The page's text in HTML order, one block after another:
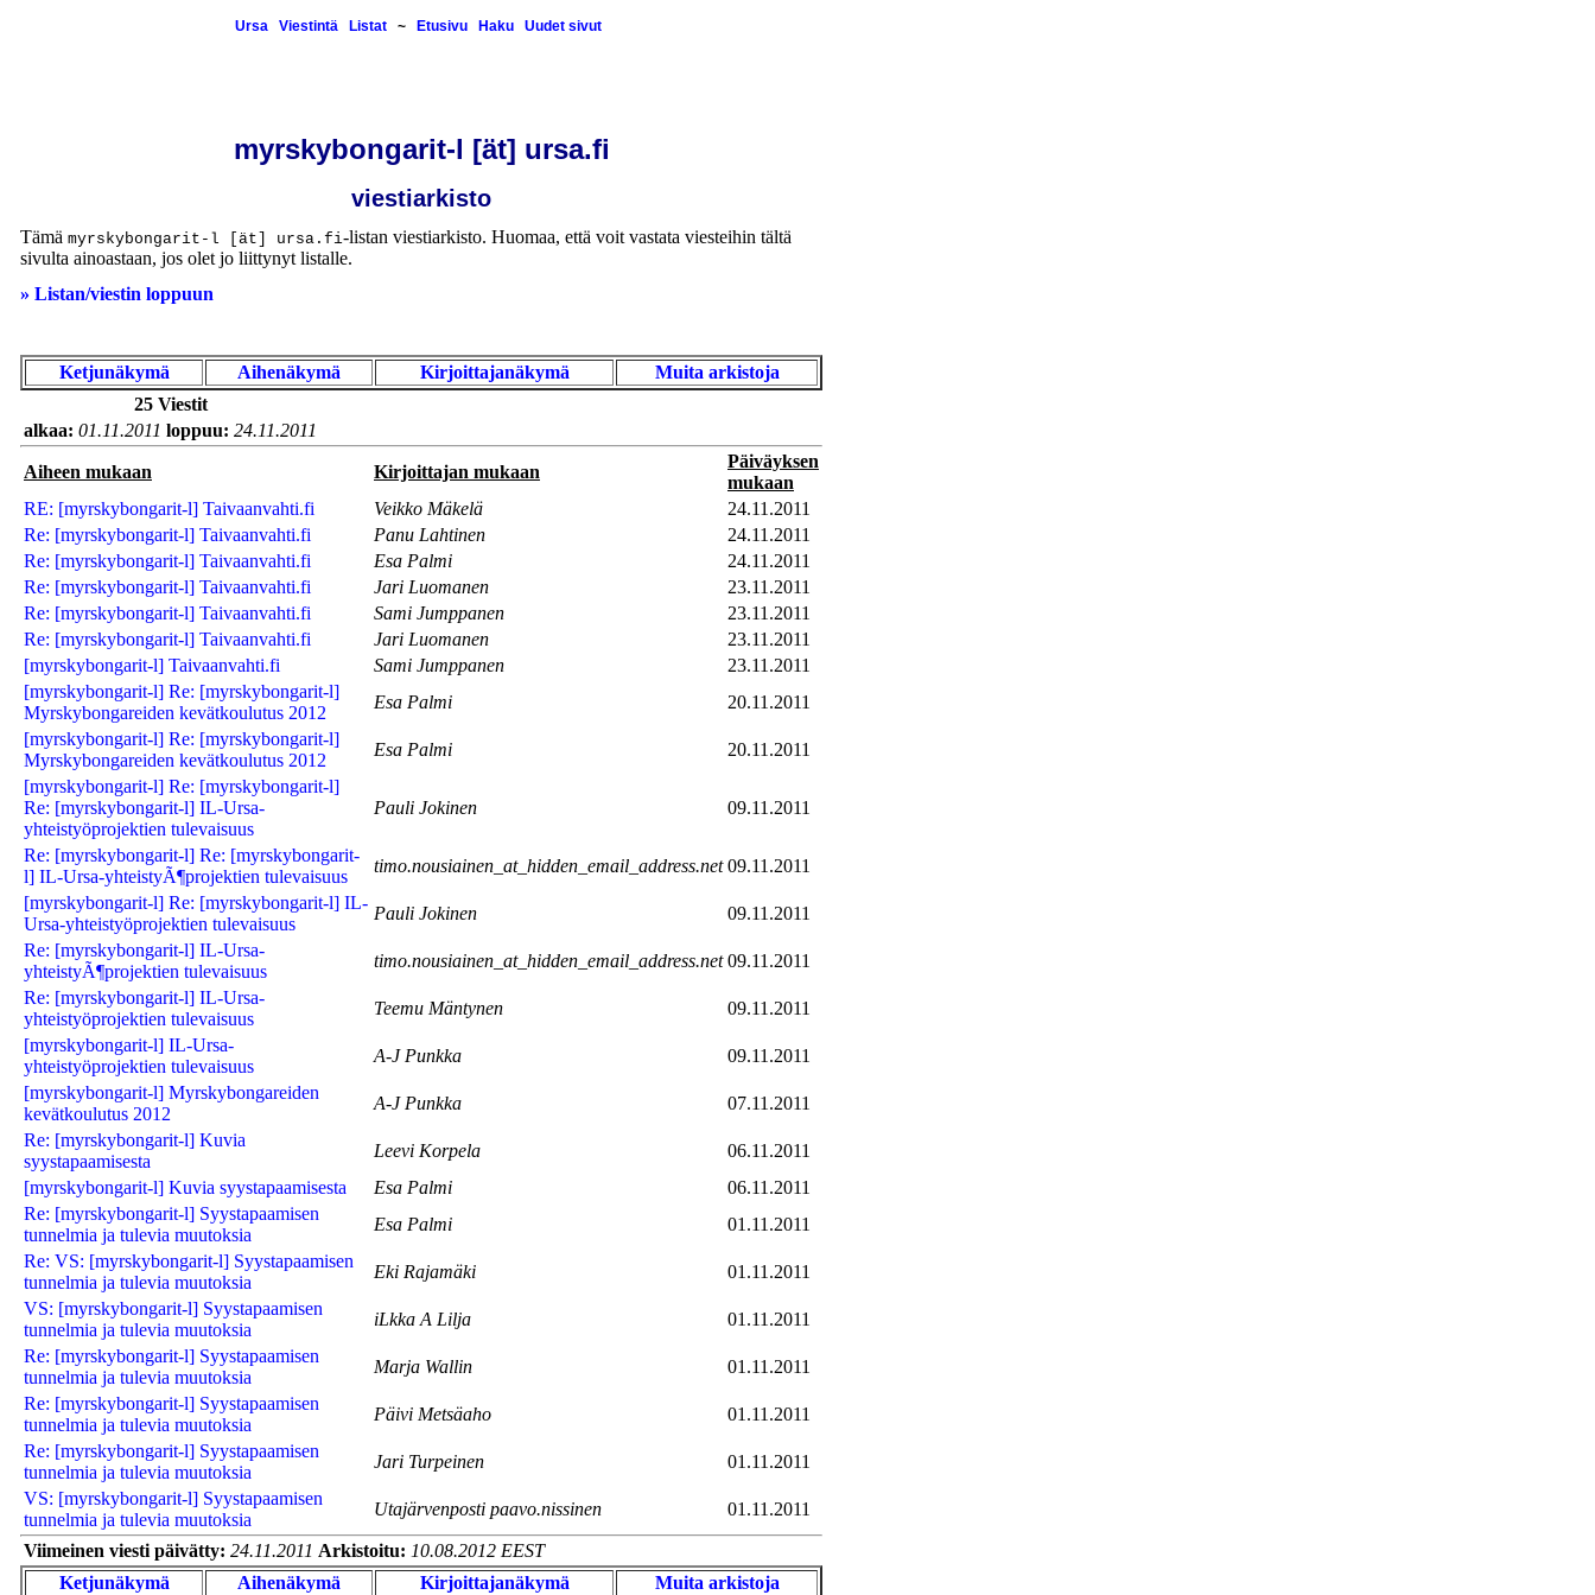
Ursa Viestintä Listat~ Etusivu Haku Uudet sivut
myrskybongarit-l [ät] ursa.fi
viestiarkisto
Tämä myrskybongarit-l [ät] ursa.fi-listan viestiarkisto. Huomaa, että voit vastata viesteihin tältä
sivulta ainoastaan, jos olet jo liittynyt listalle.
» Listan/viestin loppuun
Ketjunäkymä Aihenäkymä Kirjoittajanäkymä
Muita arkistoja
25 Viestit
alkaa: 01.11.2011 loppuu: 24.11.2011
Aiheen mukaan Kirjoittajan mukaan
Päiväyksen
mukaan
RE: [myrskybongarit-l] Taivaanvahti.fi
Veikko Mäkelä
24.11.2011
Re: [myrskybongarit-l] Taivaanvahti.fi
Panu Lahtinen
24.11.2011
Re: [myrskybongarit-l] Taivaanvahti.fi
Esa Palmi
24.11.2011
Re: [myrskybongarit-l] Taivaanvahti.fi
Jari Luomanen
23.11.2011
Re: [myrskybongarit-l] Taivaanvahti.fi
Sami Jumppanen
23.11.2011
Re: [myrskybongarit-l] Taivaanvahti.fi
Jari Luomanen
23.11.2011
[myrskybongarit-l] Taivaanvahti.fi
Sami Jumppanen
23.11.2011
[myrskybongarit-l] Re: [myrskybongarit-l]
Myrskybongareiden kevätkoulutus 2012
Esa Palmi
20.11.2011
[myrskybongarit-l] Re: [myrskybongarit-l]
Myrskybongareiden kevätkoulutus 2012
Esa Palmi
20.11.2011
[myrskybongarit-l] Re: [myrskybongarit-l]
Re: [myrskybongarit-l] IL-Ursa-
yhteistyöprojektien tulevaisuus
Pauli Jokinen 09.11.2011
Re: [myrskybongarit-l] Re: [myrskybongarit-
l] IL-Ursa-yhteistyÃ¶projektien tulevaisuus
timo.nousiainen_at_hidden_email_address.net 09.11.2011
[myrskybongarit-l] Re: [myrskybongarit-l] IL-
Ursa-yhteistyöprojektien tulevaisuus
Pauli Jokinen
09.11.2011
Re: [myrskybongarit-l] IL-Ursa-
yhteistyÃ¶projektien tulevaisuus
timo.nousiainen_at_hidden_email_address.net 09.11.2011
Re: [myrskybongarit-l] IL-Ursa-
yhteistyöprojektien tulevaisuus
Teemu Mäntynen
09.11.2011
[myrskybongarit-l] IL-Ursa-
yhteistyöprojektien tulevaisuus
A-J Punkka
09.11.2011
[myrskybongarit-l] Myrskybongareiden
kevätkoulutus 2012
A-J Punkka
07.11.2011
Re: [myrskybongarit-l] Kuvia
syystapaamisesta
Leevi Korpela
06.11.2011
[myrskybongarit-l] Kuvia syystapaamisesta
Esa Palmi
06.11.2011
Re: [myrskybongarit-l] Syystapaamisen
tunnelmia ja tulevia muutoksia
Esa Palmi
01.11.2011
Re: VS: [myrskybongarit-l] Syystapaamisen
tunnelmia ja tulevia muutoksia
Eki Rajamäki
01.11.2011
VS: [myrskybongarit-l] Syystapaamisen
tunnelmia ja tulevia muutoksia
iLkka A Lilja
01.11.2011
Re: [myrskybongarit-l] Syystapaamisen
tunnelmia ja tulevia muutoksia
Marja Wallin
01.11.2011
Re: [myrskybongarit-l] Syystapaamisen
tunnelmia ja tulevia muutoksia
Päivi Metsäaho
01.11.2011
Re: [myrskybongarit-l] Syystapaamisen
tunnelmia ja tulevia muutoksia
Jari Turpeinen
01.11.2011
VS: [myrskybongarit-l] Syystapaamisen
tunnelmia ja tulevia muutoksia
Utajärvenposti paavo.nissinen 01.11.2011
Viimeinen viesti päivätty: 24.11.2011 Arkistoitu: 10.08.2012 EEST
Ketjunäkymä
Aihenäkymä Kirjoittajanäkymä Muita arkistoja